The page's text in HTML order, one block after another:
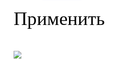
Применить